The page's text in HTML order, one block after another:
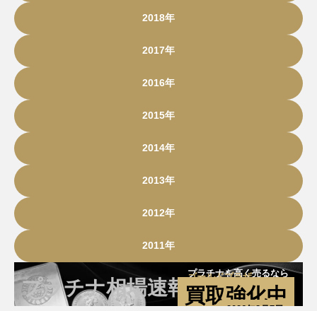
2018年
2017年
2016年
2015年
2014年
2013年
2012年
2011年
プラチナ相場速報
プラチナを高く売るなら
ゴールドプラザ
買取強化中